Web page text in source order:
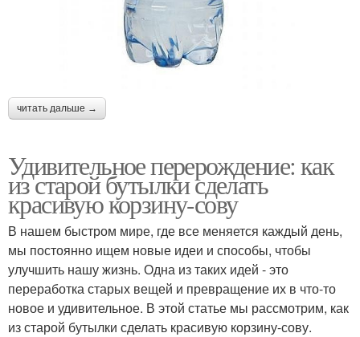
читать дальше →
Удивительное перерождение: как
из старой бутылки сделать
красивую корзину-сову
В нашем быстром мире, где все меняется каждый день,
мы постоянно ищем новые идеи и способы, чтобы
улучшить нашу жизнь. Одна из таких идей - это
переработка старых вещей и превращение их в что-то
новое и удивительное. В этой статье мы рассмотрим, как
из старой бутылки сделать красивую корзину-сову.